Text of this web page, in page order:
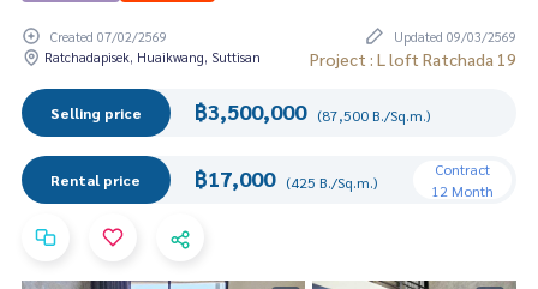
Created 07/02/2569
Updated 09/03/2569
Ratchadapisek, Huaikwang, Suttisan
Project : L loft Ratchada 19
Selling price ฿3,500,000 (87,500 B./Sq.m.)
Rental price ฿17,000 (425 B./Sq.m.)
Contract
12 Month